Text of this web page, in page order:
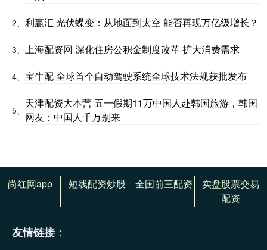
2、 利赢汇 光伏蝶变：从地面到太空 能否再现万亿级增长？
3、 上海配资网 深化住房公积金制度改革 扩大消费需求
4、 宝牛配 全球首个自动驾驶系统全球技术法规获批发布
5、
天津配资大本营 五一假期11万中国人赴韩国旅游，韩国
网友：中国人千万别来
尚红网app 短线配资炒股 全国前三配资
实盘股票交易
配资
友情链接：